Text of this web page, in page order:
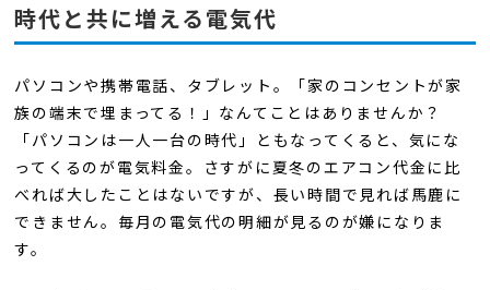
時代と共に増える電気代
パソコンや携帯電話、タブレット。「家のコンセントが家
族の端末で埋まってる！」なんてことはありませんか？
「パソコンは一人一台の時代」ともなってくると、気にな
ってくるのが電気料金。さすがに夏冬のエアコン代金に比
べれば大したことはないですが、長い時間で見れば馬鹿に
できません。毎月の電気代の明細が見るのが嫌になりま
す。